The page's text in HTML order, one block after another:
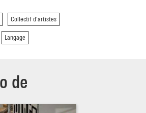
Collectif d'artistes
Langage
de